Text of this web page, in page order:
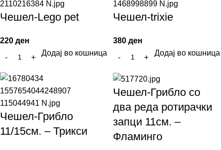
Чешел-Lego pet
220 ден
Додај во кошница
Чешел-trixie
380 ден
Додај во кошница
Чешел-Грибло
11/15см. – Трикси
Чешел-Грибло со
два реда ротирачки
запци 11см. –
Фламинго